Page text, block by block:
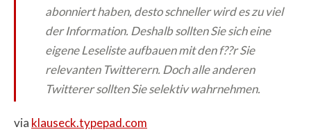
abonniert haben, desto schneller wird es zu viel
der Information. Deshalb sollten Sie sich eine
eigene Leseliste aufbauen mit den f??r Sie
relevanten Twitterern. Doch alle anderen
Twitterer sollten Sie selektiv wahrnehmen.
via klauseck.typepad.com